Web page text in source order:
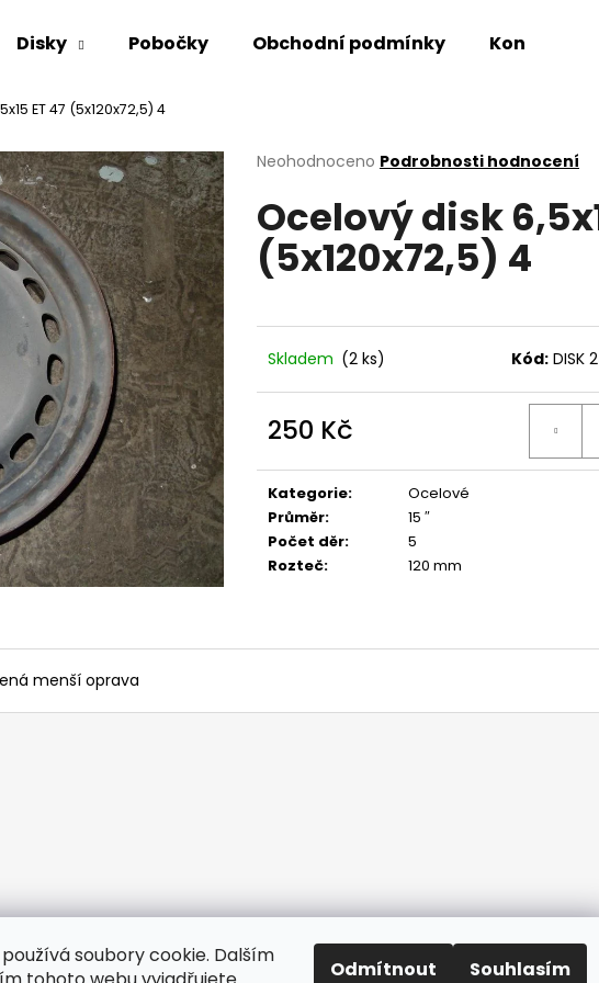
soubory cookie. Dalším
Odmítnout Souhlasím
Disky Pobočky Obchodní podmínky Kontakty
ET 47 (5x120x72,5) 4
Průměrné
produktu
je
0,0
z
Neohodnoceno Podrobnosti hodnocení
Ocelový disk
(5x120x72,5) 4
Skladem (2 ks) Kód: DISK
250 Kč
cena:
Kategorie:
Ocelové
Průměr:
15 ″
Počet děr:
5
Rozteč: 120 mm
menší oprava
Co potřebujete najít?
HLEDAT
Doporučujeme